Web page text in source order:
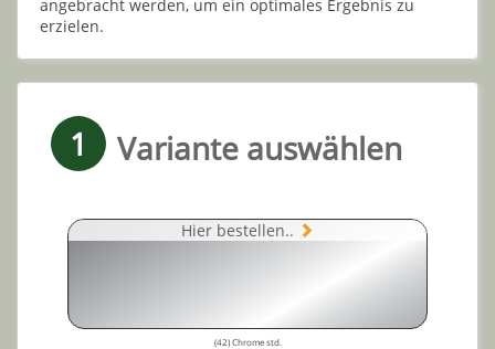
angebracht werden, um ein optimales Ergebnis zu
erzielen.
1 Variante auswählen
Hier bestellen..
(42) Chrome std.